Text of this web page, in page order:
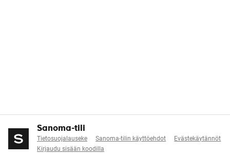
Sanoma-tili
Tietosuojalauseke Sanoma-tilin käyttöehdot
Evästekäytännöt
Kirjaudu sisään koodilla